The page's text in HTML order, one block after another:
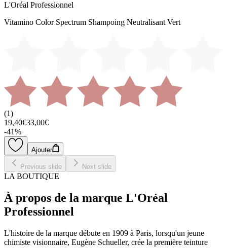
L'Oréal Professionnel
Vitamino Color Spectrum Shampoing Neutralisant Vert
(1)
19,40€33,00€
-41%
Ajouter
Previous slide Next slide
LA BOUTIQUE
À propos de la marque L'Oréal
Professionnel
L'histoire de la marque débute en 1909 à Paris, lorsqu'un jeune
chimiste visionnaire, Eugène Schueller, crée la première teinture